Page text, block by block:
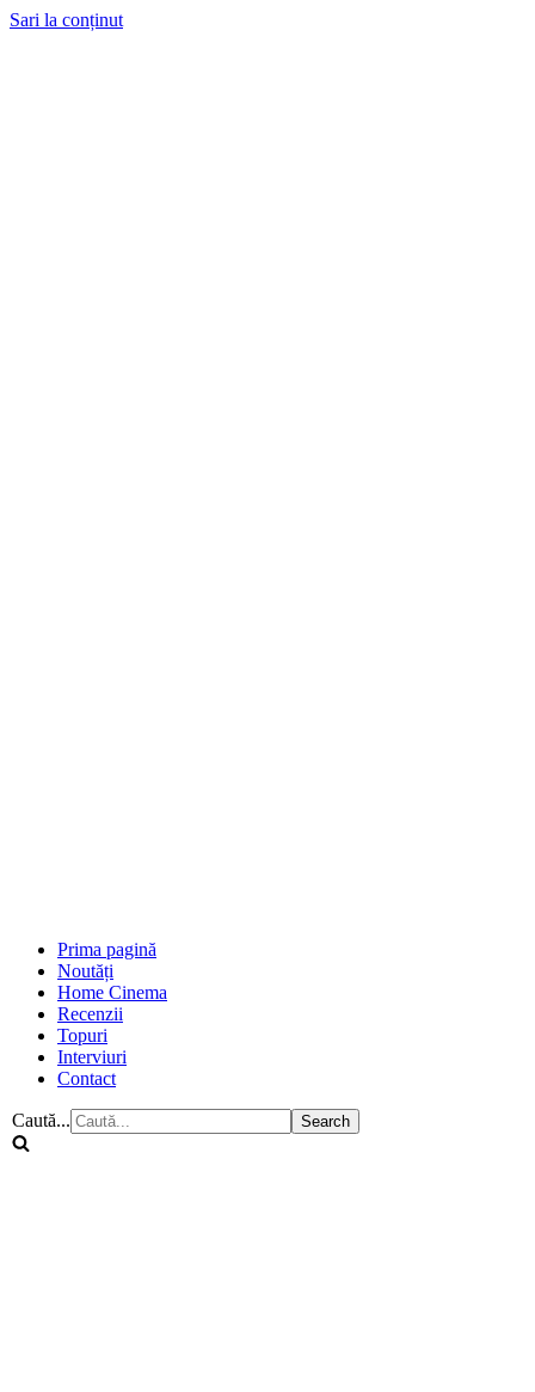
Sari la conținut
Prima pagină
Noutăți
Home Cinema
Recenzii
Topuri
Interviuri
Contact
Caută...